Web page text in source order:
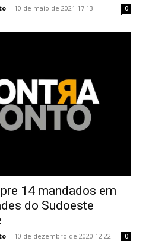
- 10 de maio de 2021 17:13 0
14 mandados em
do Sudoeste
- 10 de dezembro de 2020 12:22 0